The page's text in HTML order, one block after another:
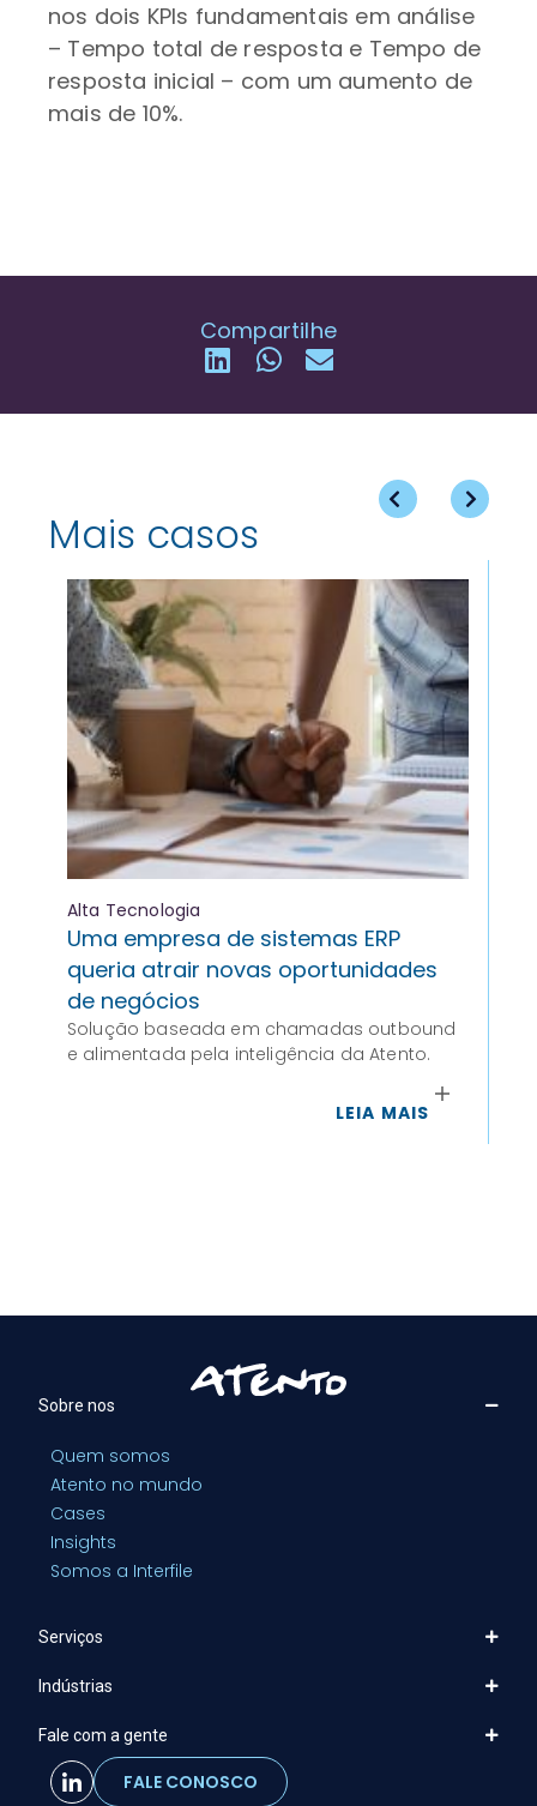
nos dois KPIs fundamentais em análise
– Tempo total de resposta e Tempo de
resposta inicial – com um aumento de
mais de 10%.
Compartilhe
Mais casos
Alta Tecnologia
Uma empresa de sistemas ERP
queria atrair novas oportunidades
de negócios
Solução baseada em chamadas outbound
e alimentada pela inteligência da Atento.
LEIA MAIS
Sobre nos
Quem somos
Atento no mundo
Cases
Insights
Somos a Interfile
Serviços
Indústrias
Fale com a gente
FALE CONOSCO